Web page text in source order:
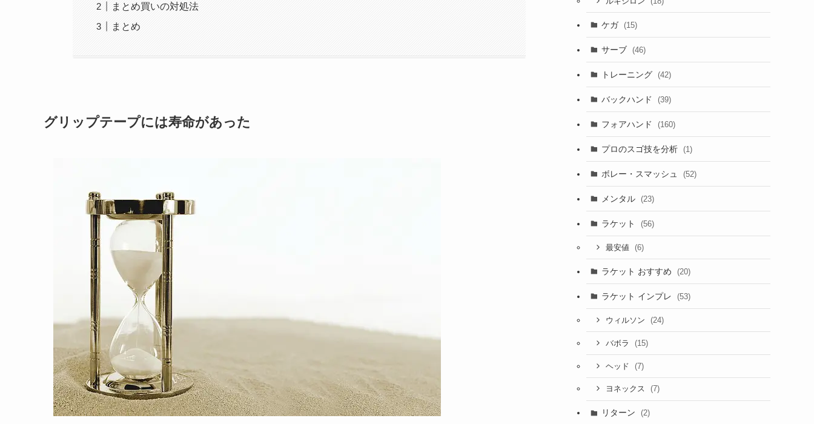
まとめ買いの対処法
まとめ
グリップテープには寿命があった
ケガ (15)
サーブ (46)
トレーニング (42)
バックハンド (39)
フォアハンド (160)
プロのスゴ技を分析 (1)
ボレー・スマッシュ (52)
メンタル (23)
ラケット (56)
最安値 (6)
ラケット おすすめ (20)
ラケット インプレ (53)
ウィルソン (24)
バボラ (15)
ヘッド (7)
ヨネックス (7)
リターン (2)